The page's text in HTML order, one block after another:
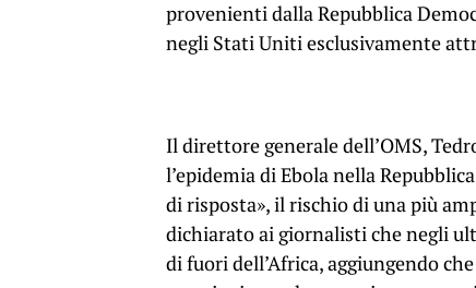
provenienti dalla Repubblica
negli Stati Uniti esclusivamente
Il direttore generale dell’OMS,
l’epidemia di Ebola nella
di risposta», il rischio di una più
dichiarato ai giornalisti che negli
di fuori dell’Africa, aggiungendo